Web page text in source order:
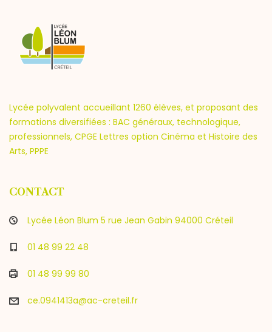
Lycée polyvalent accueillant 1260 élèves, et proposant des
formations diversifiées : BAC généraux, technologique,
professionnels, CPGE Lettres option Cinéma et Histoire des
Arts, PPPE
CONTACT
Lycée Léon Blum 5 rue Jean Gabin 94000 Créteil
01 48 99 22 48
01 48 99 99 80
ce.0941413a@ac-creteil.fr